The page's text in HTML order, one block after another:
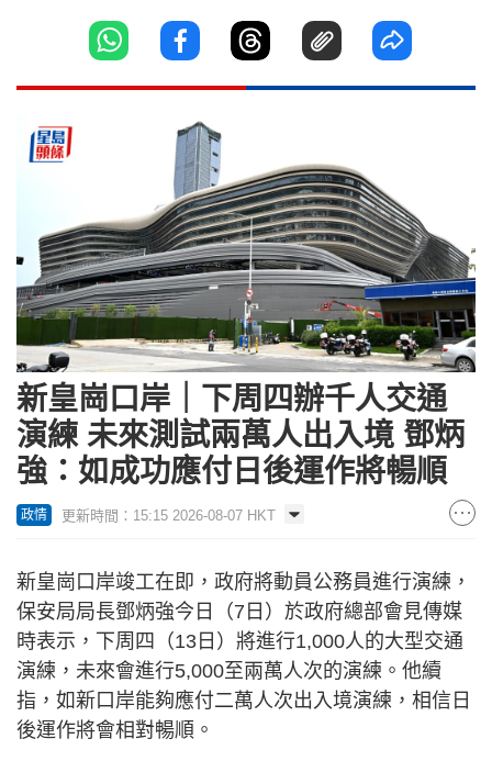
新皇崗口岸｜下周四辦千人交通
演練 未來測試兩萬人出入境 鄧炳
強：如成功應付日後運作將暢順
政情 更新時間：15:15 2026-08-07 HKT
新皇崗口岸竣工在即，政府將動員公務員進行演練，
保安局局長鄧炳強今日（7日）於政府總部會見傳媒
時表示，下周四（13日）將進行1,000人的大型交通
演練，未來會進行5,000至兩萬人次的演練。他續
指，如新口岸能夠應付二萬人次出入境演練，相信日
後運作將會相對暢順。